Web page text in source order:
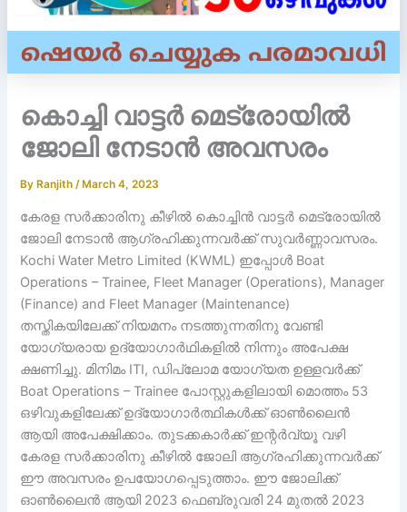
കൊച്ചി വാട്ടർ മെട്രോയിൽ
ജോലി നേടാൻ അവസരം
By Ranjith/ March 4, 2023
കേരള സർക്കാരിനു കീഴിൽ കൊച്ചിൻ വാട്ടർ മെട്രോയിൽ
ജോലി നേടാൻ ആഗ്രഹിക്കുന്നവർക്ക് സുവർണ്ണാവസരം.
Kochi Water Metro Limited (KWML) ഇപ്പോൾ Boat
Operations – Trainee, Fleet Manager (Operations), Manager
(Finance) and Fleet Manager (Maintenance)
തസ്തികയിലേക്ക് നിയമനം നടത്തുന്നതിനു വേണ്ടി
യോഗ്യരായ ഉദ്യോഗാർഥികളിൽ നിന്നും അപേക്ഷ
ക്ഷണിച്ചു. മിനിമം ITI, ഡിപ്ലോമ യോഗ്യത ഉള്ളവർക്ക്
Boat Operations – Trainee പോസ്റ്റുകളിലായി മൊത്തം 53
ഒഴിവുകളിലേക്ക് ഉദ്യോഗാർത്ഥികൾക്ക് ഓൺലൈൻ
ആയി അപേക്ഷിക്കാം. തുടക്കകാർക്ക് ഇന്റർവ്യൂ വഴി
കേരള സർക്കാരിനു കീഴിൽ ജോലി ആഗ്രഹിക്കുന്നവർക്ക്
ഈ അവസരം ഉപയോഗപ്പെടുത്താം. ഈ ജോലിക്ക്
ഓൺലൈൻ ആയി 2023 ഫെബ്രുവരി 24 മുതൽ 2023